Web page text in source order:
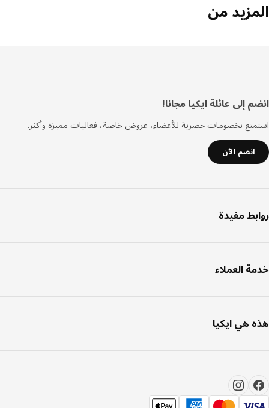
من
إلى عائلة ايكيا مجانا!
بخصومات حصرية للأعضاء، عروض خاصة، فعاليات مميزة وأكثر.
انضم الآن
مفيدة
العملاء
هي ايكيا